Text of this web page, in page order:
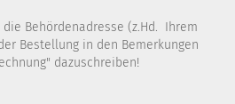
Behördenadresse (z.Hd. Ihrem
Bestellung in den Bemerkungen
dazuschreiben!